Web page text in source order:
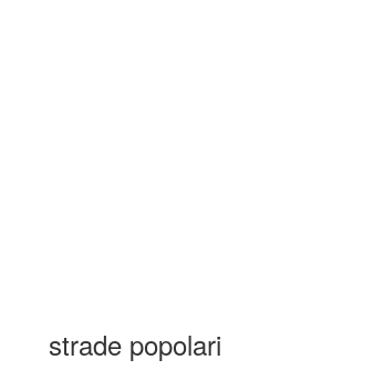
strade popolari